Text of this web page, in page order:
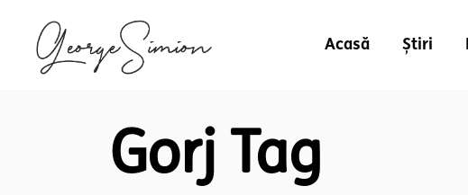
Acasă Știri
Gorj Tag